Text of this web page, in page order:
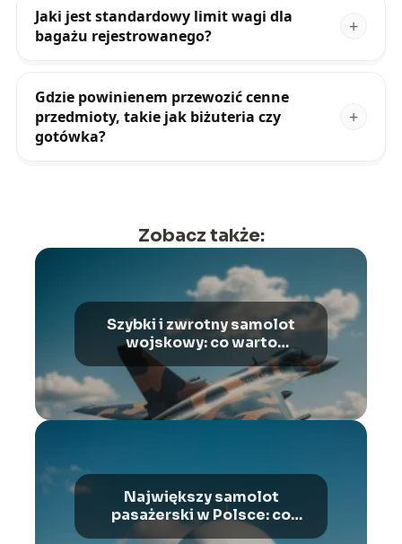
Jaki jest standardowy limit wagi dla
bagażu rejestrowanego?
Gdzie powinienem przewozić cenne
przedmioty, takie jak biżuteria czy
gotówka?
Zobacz także:
Szybki i zwrotny samolot
wojskowy: co warto
wiedzieć?
Największy samolot
pasażerski w Polsce: co
warto wiedzieć?